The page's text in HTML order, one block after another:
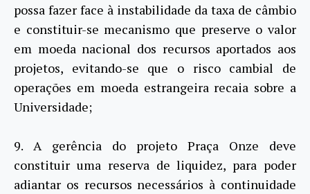
possa fazer face à instabilidade da taxa de câmbio
e constituir-se mecanismo que preserve o valor
em moeda nacional dos recursos aportados aos
projetos, evitando-se que o risco cambial de
operações em moeda estrangeira recaia sobre a
Universidade;
9. A gerência do projeto Praça Onze deve
constituir uma reserva de liquidez, para poder
adiantar os recursos necessários à continuidade